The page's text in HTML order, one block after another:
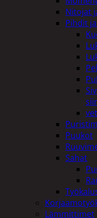
Nitojat
Pihdit
Puukot
Sahat
Lämmittimet